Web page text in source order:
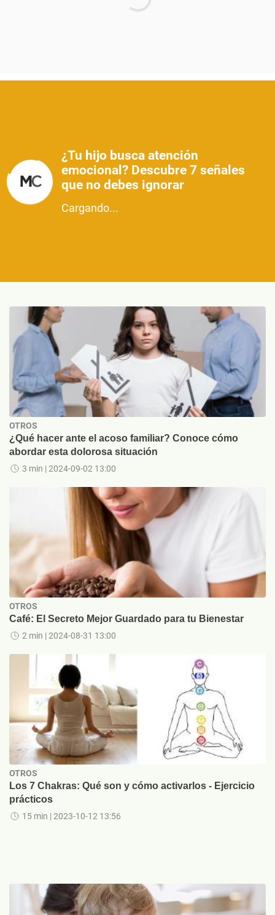
¿Tu hijo busca atención
emocional? Descubre 7 señales
que no debes ignorar
Cargando...
OTROS
¿Qué hacer ante el acoso familiar? Conoce cómo
abordar esta dolorosa situación
3 min | 2024-09-02 13:00
OTROS
Café: El Secreto Mejor Guardado para tu Bienestar
2 min | 2024-08-31 13:00
OTROS
Los 7 Chakras: Qué son y cómo activarlos - Ejercicio
prácticos
15 min | 2023-10-12 13:56